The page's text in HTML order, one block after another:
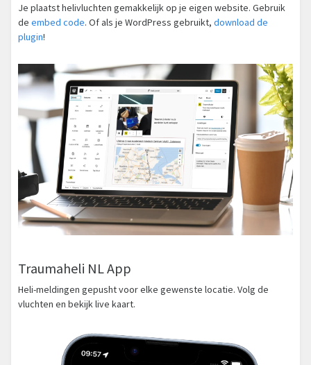
Je plaatst helivluchten gemakkelijk op je eigen website. Gebruik
de embed code. Of als je WordPress gebruikt, download de
plugin!
Traumaheli NL App
Heli-meldingen gepusht voor elke gewenste locatie. Volg de
vluchten en bekijk live kaart.